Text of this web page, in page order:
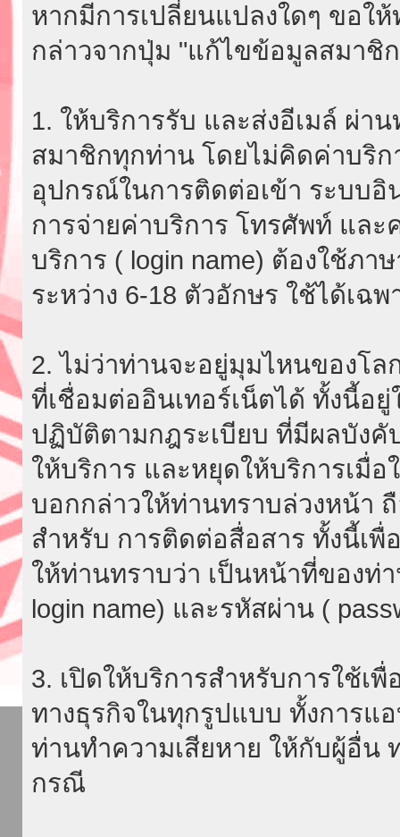
หากมีการเปลี่ยนแปลงใดๆ ขอใ
กล่าวจากปุ่ม "แก้ไขข้อมูลสมาชิ
1. ให้บริการรับ และส่งอีเมล์ ผ่า
สมาชิกทุกท่าน โดยไม่คิดค่าบริก
อุปกรณ์ในการติดต่อเข้า ระบบอิ
การจ่ายค่าบริการ โทรศัพท์ และ
บริการ ( login name) ต้องใช้ภ
ระหว่าง 6-18 ตัวอักษร ใช้ได้เฉ
2. ไม่ว่าท่านจะอยู่มุมไหนของโล
ที่เชื่อมต่ออินเทอร์เน็ตได้ ทั้งนี้อ
ปฏิบัติตามกฎระเบียบ ที่มีผลบังคั
ให้บริการ และหยุดให้บริการเมื่
บอกกล่าวให้ท่านทราบล่วงหน้า
สำหรับ การติดต่อสื่อสาร ทั้งนี้เพื่
ให้ท่านทราบว่า เป็นหน้าที่ของท่
login name) และรหัสผ่าน (
3. เปิดให้บริการสำหรับการใช้เ
ทางธุรกิจในทุกรูปแบบ ทั้งการแ
ท่านทำความเสียหาย ให้กับผู้อื่น
กรณี